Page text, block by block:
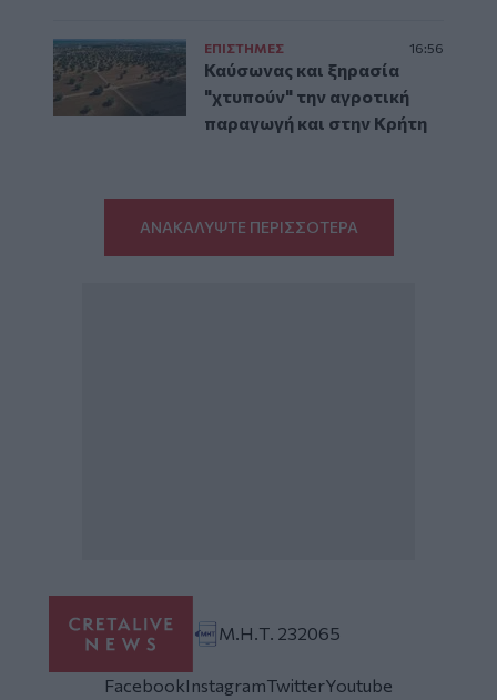
ΕΠΙΣΤΗΜΕΣ 16:56
Καύσωνας και ξηρασία
"χτυπούν" την αγροτική
παραγωγή και στην Κρήτη
ΑΝΑΚΑΛΥΨΤΕ ΠΕΡΙΣΣΟΤΕΡΑ
Μ.Η.Τ. 232065
FacebookInstagramTwitterYoutube